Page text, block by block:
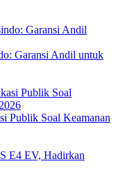
Garansi Andil untuk
Publik Soal Keamanan